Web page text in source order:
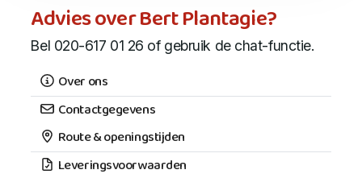
Advies over Bert Plantagie?
Bel 020-617 01 26 of gebruik de chat-functie.
Over ons
Contactgegevens
Route & openingstijden
Leveringsvoorwaarden